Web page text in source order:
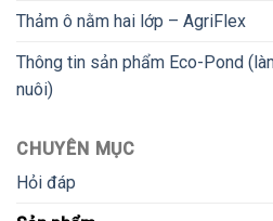
Thảm ô nằm hai lớp – AgriFlex
Thông tin sản phẩm Eco-Pond
nuôi)
CHUYÊN MỤC
Hỏi đáp